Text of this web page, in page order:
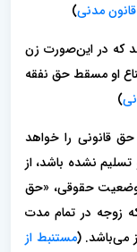
)
که در این‌صورت زن
او مسقط حق نفقه
)
قانونی را خواهد
نشده باشد، از
وضعیت حقوقی، «حق
زوجه در تمام مدت
می‌باشد. (مستنبط از